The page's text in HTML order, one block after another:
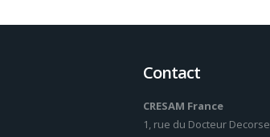
Contact
CRESAM France
1, rue du Docteur Decorse